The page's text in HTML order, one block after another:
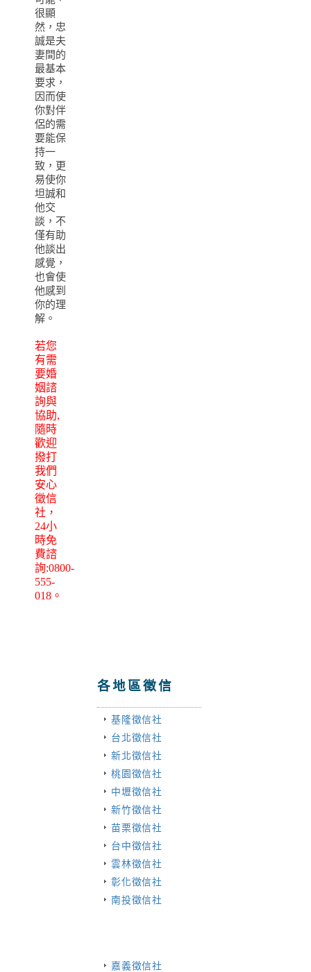
很顯
然，忠
誠是夫
妻間的
最基本
要求，
因而使
你對伴
侶的需
要能保
持一
致，更
易使你
坦誠和
他交
談，不
僅有助
他談出
感覺，
也會使
他感到
你的理
解。
若您
有需
要婚
姻諮
詢與
協助,
隨時
歡迎
撥打
我們
安心
徵信
社，
24小
時免
費諮
詢:0800-
555-
018。
各地區徵信
基隆徵信社
台北徵信社
新北徵信社
桃園徵信社
中壢徵信社
新竹徵信社
苗栗徵信社
台中徵信社
雲林徵信社
彰化徵信社
南投徵信社
嘉義徵信社